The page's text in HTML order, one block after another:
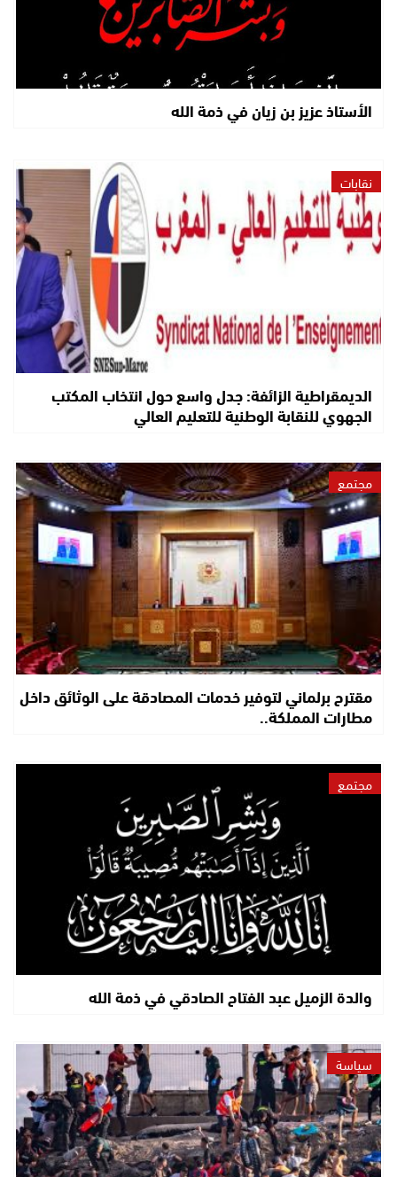
الأستاذ عزيز بن زيان في ذمة الله
نقابات
الديمقراطية الزائفة: جدل واسع حول انتخاب المكتب
الجهوي للنقابة الوطنية للتعليم العالي
مجتمع
مقترح برلماني لتوفير خدمات المصادقة على الوثائق داخل
مطارات المملكة..
مجتمع
والدة الزميل عبد الفتاح الصادقي في ذمة الله
سياسة